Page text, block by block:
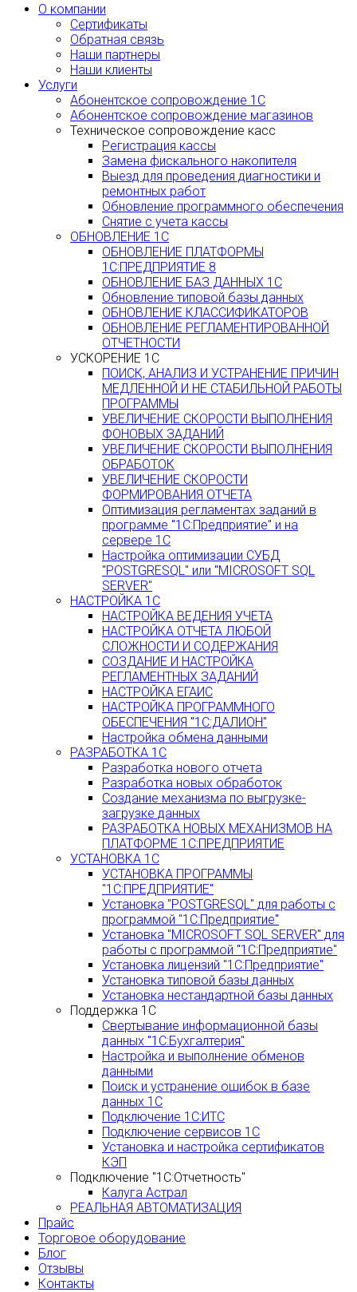
О компании
Сертификаты
Обратная связь
Наши партнеры
Наши клиенты
Услуги
Абонентское сопровождение 1С
Абонентское сопровождение магазинов
Техническое сопровождение касс
Регистрация кассы
Замена фискального накопителя
Выезд для проведения диагностики и
ремонтных работ
Обновление программного обеспечения
Снятие с учета кассы
ОБНОВЛЕНИЕ 1С
ОБНОВЛЕНИЕ ПЛАТФОРМЫ
1С:ПРЕДПРИЯТИЕ 8
ОБНОВЛЕНИЕ БАЗ ДАННЫХ 1С
Обновление типовой базы данных
ОБНОВЛЕНИЕ КЛАССИФИКАТОРОВ
ОБНОВЛЕНИЕ РЕГЛАМЕНТИРОВАННОЙ
ОТЧЕТНОСТИ
УСКОРЕНИЕ 1С
ПОИСК, АНАЛИЗ И УСТРАНЕНИЕ ПРИЧИН
МЕДЛЕННОЙ И НЕ СТАБИЛЬНОЙ РАБОТЫ
ПРОГРАММЫ
УВЕЛИЧЕНИЕ СКОРОСТИ ВЫПОЛНЕНИЯ
ФОНОВЫХ ЗАДАНИЙ
УВЕЛИЧЕНИЕ СКОРОСТИ ВЫПОЛНЕНИЯ
ОБРАБОТОК
УВЕЛИЧЕНИЕ СКОРОСТИ
ФОРМИРОВАНИЯ ОТЧЕТА
Оптимизация регламентах заданий в
программе "1С:Предприятие" и на
сервере 1С
Настройка оптимизации СУБД
"POSTGRESQL" или "MICROSOFT SQL
SERVER"
НАСТРОЙКА 1С
НАСТРОЙКА ВЕДЕНИЯ УЧЕТА
НАСТРОЙКА ОТЧЕТА ЛЮБОЙ
СЛОЖНОСТИ И СОДЕРЖАНИЯ
СОЗДАНИЕ И НАСТРОЙКА
РЕГЛАМЕНТНЫХ ЗАДАНИЙ
НАСТРОЙКА ЕГАИС
НАСТРОЙКА ПРОГРАММНОГО
ОБЕСПЕЧЕНИЯ "1С:ДАЛИОН"
Настройка обмена данными
РАЗРАБОТКА 1С
Разработка нового отчета
Разработка новых обработок
Создание механизма по выгрузке-
загрузке данных
РАЗРАБОТКА НОВЫХ МЕХАНИЗМОВ НА
ПЛАТФОРМЕ 1С:ПРЕДПРИЯТИЕ
УСТАНОВКА 1С
УСТАНОВКА ПРОГРАММЫ
"1С:ПРЕДПРИЯТИЕ"
Установка "POSTGRESQL" для работы с
программой "1С:Предприятие"
Установка "MICROSOFT SQL SERVER" для
работы с программой "1С:Предприятие"
Установка лицензий "1С:Предприятие"
Установка типовой базы данных
Установка нестандартной базы данных
Поддержка 1С
Свертывание информационной базы
данных "1С:Бухгалтерия"
Настройка и выполнение обменов
данными
Поиск и устранение ошибок в базе
данных 1С
Подключение 1С:ИТС
Подключение сервисов 1С
Установка и настройка сертификатов
КЭП
Подключение "1С:Отчетность"
Калуга Астрал
РЕАЛЬНАЯ АВТОМАТИЗАЦИЯ
Прайс
Торговое оборудование
Блог
Отзывы
Контакты